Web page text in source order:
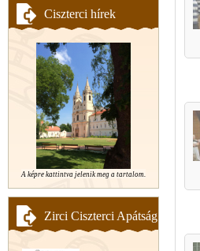
Ciszterci hírek
A képre kattintva jelenik meg a tartalom.
Zirci Ciszterci Apátság